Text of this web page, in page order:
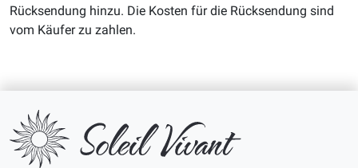
Rücksendung hinzu. Die Kosten für die Rücksendung sind
vom Käufer zu zahlen.